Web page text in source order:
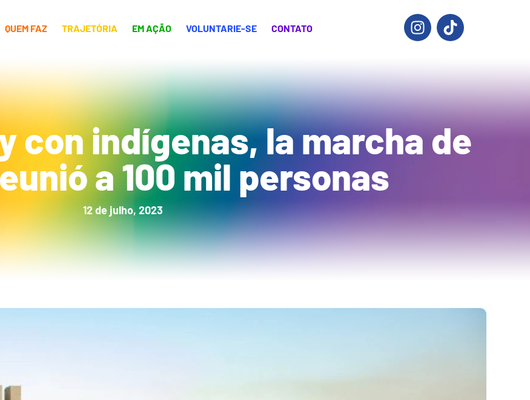
QUEM FAZ TRAJETÓRIA EM AÇÃO VOLUNTARIE-SE CONTATO
con indígenas, la marcha de
a 100 mil personas
12 de julho, 2023